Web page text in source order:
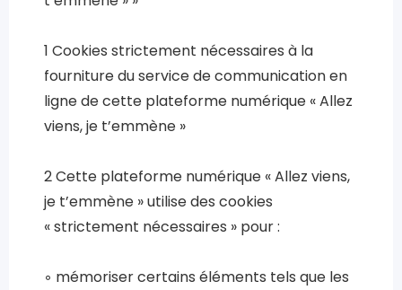
1 Cookies strictement nécessaires à la
fourniture du service de communication en
ligne de cette plateforme numérique « Allez
viens, je t’emmène »
2 Cette plateforme numérique « Allez viens,
je t’emmène » utilise des cookies
« strictement nécessaires » pour :
◦ mémoriser certains éléments tels que les